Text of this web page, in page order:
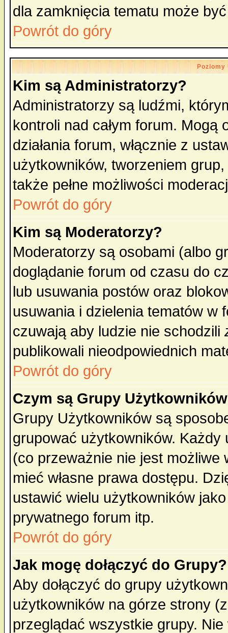
dla zamknięcia tematu może
Powrót do góry
Kim są Administratorzy?
Administratorzy są ludźmi,
kontroli nad całym forum.
działania forum, włącznie z
użytkowników, tworzeniem
także pełne możliwości
Powrót do góry
Kim są Moderatorzy?
Moderatorzy są osobami (albo
doglądanie forum od czasu do
lub usuwania postów oraz
usuwania i dzielenia tematów w
czuwają aby ludzie nie schodzili
publikowali nieodpowiednich
Powrót do góry
Czym są Grupy
Grupy Użytkowników są
grupować użytkowników.
(co przeważnie nie jest
mieć własne prawa dostępu.
ustawić wielu użytkowników
prywatnego forum itp.
Powrót do góry
Jak mogę dołączyć do Grupy?
Aby dołączyć do grupy
użytkowników na górze strony
przeglądać wszystkie grupy.